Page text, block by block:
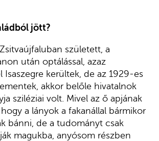
jött?
született, a
után optálással, azaz
Isaszegre kerültek, de az 1929-es
akkor belőle hivatalnok
sziléziai volt. Mivel az ő apjának
a lányok a fakanállal bármikor
bánni, de a tudományt csak
magukba, anyósom részben